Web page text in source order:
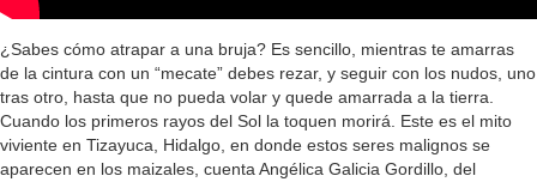
¿Sabes cómo atrapar a una bruja? Es sencillo, mientras te amarras
de la cintura con un “mecate” debes rezar, y seguir con los nudos, uno
tras otro, hasta que no pueda volar y quede amarrada a la tierra.
Cuando los primeros rayos del Sol la toquen morirá. Este es el mito
viviente en Tizayuca, Hidalgo, en donde estos seres malignos se
aparecen en los maizales, cuenta Angélica Galicia Gordillo, del